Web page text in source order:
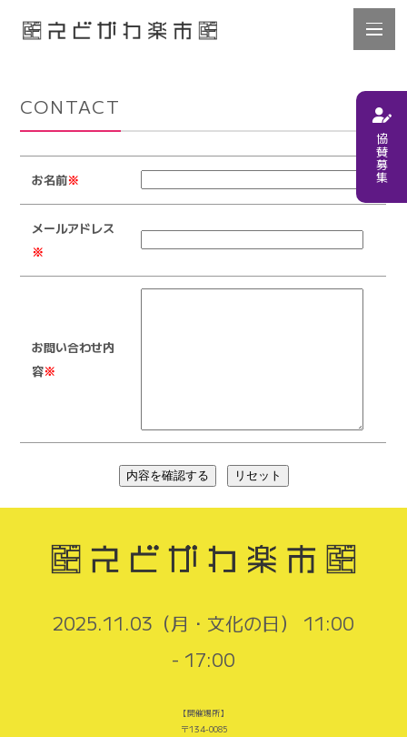
CONTACT
お名前※
メールアドレス
※
お問い合わせ内
容※
2025.11.03（月・文化の日） 11:00
- 17:00
【開催場所】
〒134-0085
協賛募集